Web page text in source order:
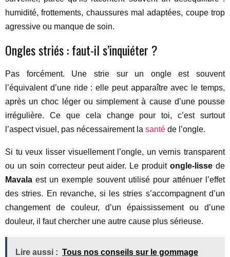
humidité, frottements, chaussures mal adaptées, coupe trop
agressive ou manque de soin.
Ongles striés : faut-il s’inquiéter ?
Pas forcément. Une strie sur un ongle est souvent
l’équivalent d’une ride : elle peut apparaître avec le temps,
après un choc léger ou simplement à cause d’une pousse
irrégulière. Ce que cela change pour toi, c’est surtout
l’aspect visuel, pas nécessairement la santé de l’ongle.
Si tu veux lisser visuellement l’ongle, un vernis transparent
ou un soin correcteur peut aider. Le produitongle-lisse de
Mavala est un exemple souvent utilisé pour atténuer l’effet
des stries. En revanche, si les stries s’accompagnent d’un
changement de couleur, d’un épaississement ou d’une
douleur, il faut chercher une autre cause plus sérieuse.
Lire aussi : Tous nos conseils sur le gommage